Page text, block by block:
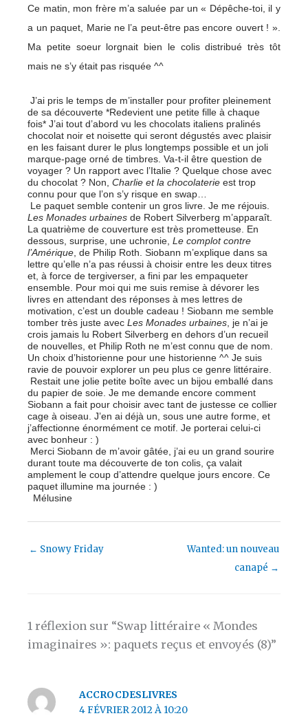
Ce matin, mon frère m’a saluée par un « Dépêche-toi, il y
a un paquet, Marie ne l’a peut-être pas encore ouvert ! ».
Ma petite soeur lorgnait bien le colis distribué très tôt
mais ne s’y était pas risquée ^^
J’ai pris le temps de m’installer pour profiter pleinement
de sa découverte *Redevient une petite fille à chaque
fois* J’ai tout d’abord vu les chocolats italiens pralinés
chocolat noir et noisette qui seront dégustés avec plaisir
en les faisant durer le plus longtemps possible et un joli
marque-page orné de timbres. Va-t-il être question de
voyager ? Un rapport avec l’Italie ? Quelque chose avec
du chocolat ? Non,Charlie et la chocolaterie est trop
connu pour que l’on s’y risque en swap…
Le paquet semble contenir un gros livre. Je me réjouis.
Les Monades urbaines de Robert Silverberg m’apparaît.
La quatrième de couverture est très prometteuse. En
dessous, surprise, une uchronie,Le complot contre
l’Amérique , de Philip Roth. Siobann m’explique dans sa
lettre qu’elle n’a pas réussi à choisir entre les deux titres
et, à force de tergiverser, a fini par les empaqueter
ensemble. Pour moi qui me suis remise à dévorer les
livres en attendant des réponses à mes lettres de
motivation, c’est un double cadeau ! Siobann me semble
tomber très juste avecLes Monades urbaines , je n’ai je
crois jamais lu Robert Silverberg en dehors d’un recueil
de nouvelles, et Philip Roth ne m’est connu que de nom.
Un choix d’historienne pour une historienne ^^ Je suis
ravie de pouvoir explorer un peu plus ce genre littéraire.
Restait une jolie petite boîte avec un bijou emballé dans
du papier de soie. Je me demande encore comment
Siobann a fait pour choisir avec tant de justesse ce collier
cage à oiseau. J’en ai déjà un, sous une autre forme, et
j’affectionne énormément ce motif. Je porterai celui-ci
avec bonheur : )
Merci Siobann de m’avoir gâtée, j’ai eu un grand sourire
durant toute ma découverte de ton colis, ça valait
amplement le coup d’attendre quelque jours encore. Ce
paquet illumine ma journée : )
Mélusine
← Snowy Friday
Wanted: un nouveau
canapé →
1 réflexion sur “Swap littéraire « Mondes
imaginaires »: paquets reçus et envoyés (8)”
ACCROCDESLIVRES
4 FÉVRIER 2012 À 10:20